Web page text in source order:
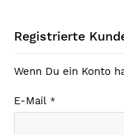
Registrierte
Wenn Du ein Konto
E-Mail